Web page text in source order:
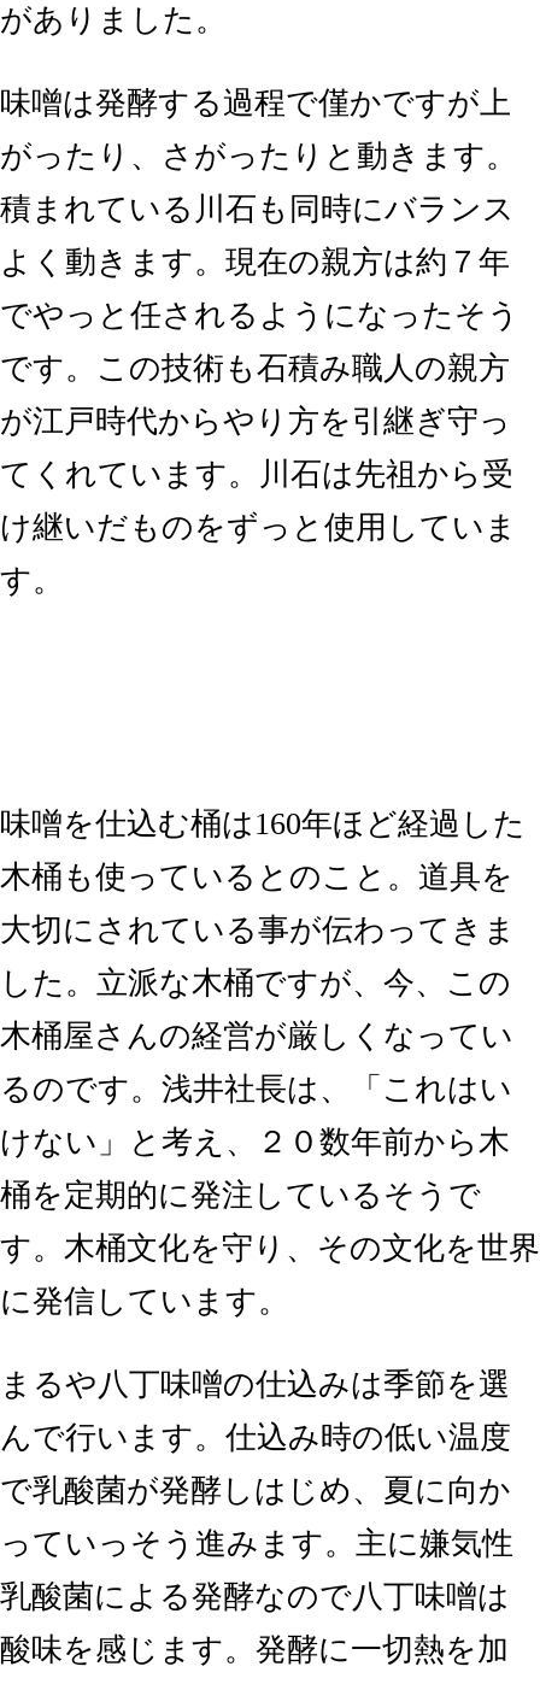
がありました。
味噌は発酵する過程で僅かですが上
がったり、さがったりと動きます。
積まれている川石も同時にバランス
よく動きます。現在の親方は約７年
でやっと任されるようになったそう
です。この技術も石積み職人の親方
が江戸時代からやり方を引継ぎ守っ
てくれています。川石は先祖から受
け継いだものをずっと使用していま
す。
味噌を仕込む桶は160年ほど経過した
木桶も使っているとのこと。道具を
大切にされている事が伝わってきま
した。立派な木桶ですが、今、この
木桶屋さんの経営が厳しくなってい
るのです。浅井社長は、「これはい
けない」と考え、２０数年前から木
桶を定期的に発注しているそうで
す。木桶文化を守り、その文化を世界
に発信しています。
まるや八丁味噌の仕込みは季節を選
んで行います。仕込み時の低い温度
で乳酸菌が発酵しはじめ、夏に向か
っていっそう進みます。主に嫌気性
乳酸菌による発酵なので八丁味噌は
酸味を感じます。発酵に一切熱を加